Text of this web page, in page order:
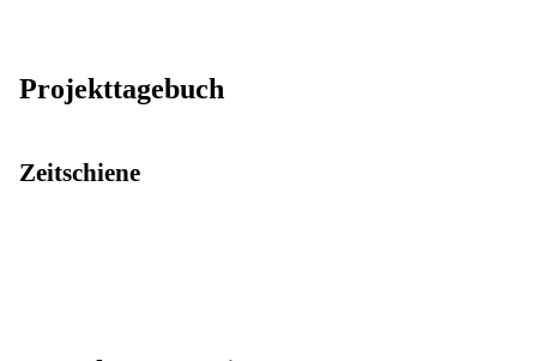
Projekttagebuch
Zeitschiene